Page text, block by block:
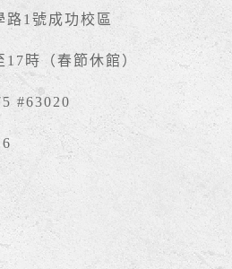
路1號成功校區
時（春節休館）
#63020